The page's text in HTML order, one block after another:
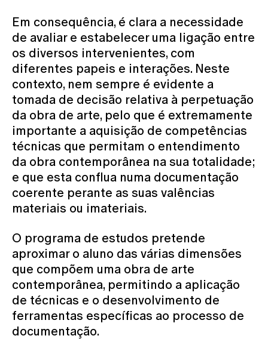
Em consequência, é clara a necessidade
de avaliar e estabelecer uma ligação entre
os diversos intervenientes, com
diferentes papeis e interações. Neste
contexto, nem sempre é evidente a
tomada de decisão relativa à perpetuação
da obra de arte, pelo que é extremamente
importante a aquisição de competências
técnicas que permitam o entendimento
da obra contemporânea na sua totalidade;
e que esta conflua numa documentação
coerente perante as suas valências
materiais ou imateriais.
O programa de estudos pretende
aproximar o aluno das várias dimensões
que compõem uma obra de arte
contemporânea, permitindo a aplicação
de técnicas e o desenvolvimento de
ferramentas específicas ao processo de
documentação.